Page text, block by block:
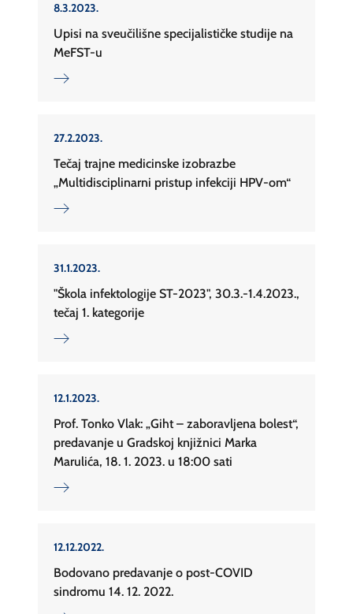
8.3.2023.
Upisi na sveučilišne specijalističke studije na
MeFST-u
27.2.2023.
Tečaj trajne medicinske izobrazbe
„Multidisciplinarni pristup infekciji HPV-om“
31.1.2023.
"Škola infektologije ST-2023", 30.3.-1.4.2023.,
tečaj 1. kategorije
12.1.2023.
Prof. Tonko Vlak: „Giht – zaboravljena bolest“,
predavanje u Gradskoj knjižnici Marka
Marulića, 18. 1. 2023. u 18:00 sati
12.12.2022.
Bodovano predavanje o post-COVID
sindromu 14. 12. 2022.